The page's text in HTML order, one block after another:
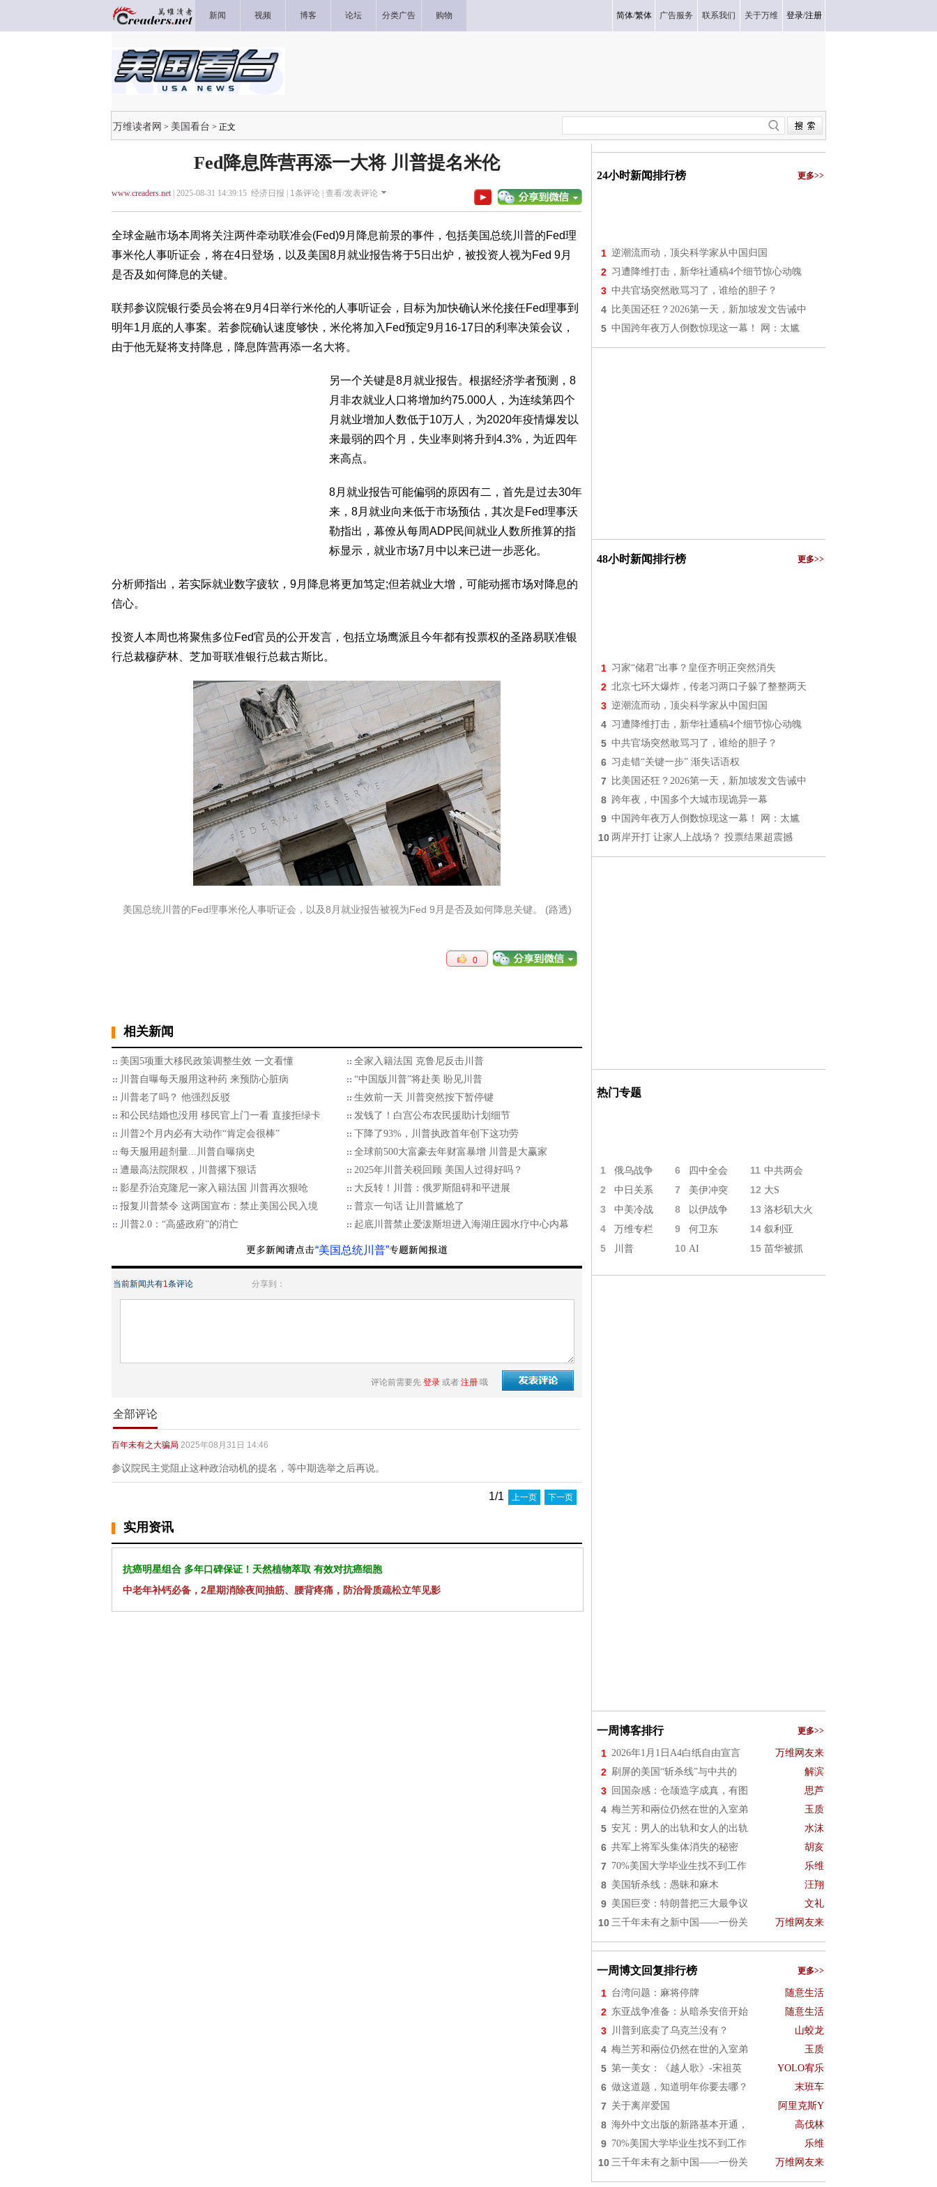
新闻 视频 博客 论坛 分类广告 购物 简体/繁体 广告服务 联系我们 关于万维 登录/注册
万维读者网 > 美国看台 > 正文
Fed降息阵营再添一大将 川普提名米伦
www.creaders.net| 2025-08-31 14:39:15 经济日报 | 1条评论 | 查看/发表评论
全球金融市场本周将关注两件牵动联准会(Fed)9月降息前景的事件，包括美国总统川普的Fed理
事米伦人事听证会，将在4日登场，以及美国8月就业报告将于5日出炉，被投资人视为Fed 9月
是否及如何降息的关键。
联邦参议院银行委员会将在9月4日举行米伦的人事听证会，目标为加快确认米伦接任Fed理事到
明年1月底的人事案。若参院确认速度够快，米伦将加入Fed预定9月16-17日的利率决策会议，
由于他无疑将支持降息，降息阵营再添一名大将。
另一个关键是8月就业报告。根据经济学者预测，8
月非农就业人口将增加约75.000人，为连续第四个
月就业增加人数低于10万人，为2020年疫情爆发以
来最弱的四个月，失业率则将升到4.3%，为近四年
来高点。
8月就业报告可能偏弱的原因有二，首先是过去30年
来，8月就业向来低于市场预估，其次是Fed理事沃
勒指出，幕僚从每周ADP民间就业人数所推算的指
标显示，就业市场7月中以来已进一步恶化。
分析师指出，若实际就业数字疲软，9月降息将更加笃定;但若就业大增，可能动摇市场对降息的
信心。
投资人本周也将聚焦多位Fed官员的公开发言，包括立场鹰派且今年都有投票权的圣路易联准银
行总裁穆萨林、芝加哥联准银行总裁古斯比。
美国总统川普的Fed理事米伦人事听证会，以及8月就业报告被视为Fed 9月是否及如何降息关键。 (路透)
0
相关新闻
美国5项重大移民政策调整生效 一文看懂
全家入籍法国 克鲁尼反击川普
川普自曝每天服用这种药 来预防心脏病
“中国版川普”将赴美 盼见川普
川普老了吗？ 他强烈反驳
生效前一天 川普突然按下暂停键
和公民结婚也没用 移民官上门一看 直接拒绿卡
发钱了！白宫公布农民援助计划细节
川普2个月内必有大动作“肯定会很棒”
下降了93%，川普执政首年创下这功劳
每天服用超剂量...川普自曝病史
全球前500大富豪去年财富暴增 川普是大赢家
遭最高法院限权，川普撂下狠话
2025年川普关税回顾 美国人过得好吗？
影星乔治克隆尼一家入籍法国 川普再次狠呛
大反转！川普：俄罗斯阻碍和平进展
报复川普禁令 这两国宣布：禁止美国公民入境
普京一句话 让川普尴尬了
川普2.0：“高盛政府”的消亡
起底川普禁止爱泼斯坦进入海湖庄园水疗中心内幕
“美国总统川普”
当前新闻共有1条评论 分享到：
评论前需要先 登录 或者 注册 哦
全部评论
百年未有之大骗局 2025年08月31日 14:46
参议院民主党阻止这种政治动机的提名，等中期选举之后再说。
1/1 上一页 下一页
实用资讯
抗癌明星组合 多年口碑保证！天然植物萃取 有效对抗癌细胞
中老年补钙必备，2星期消除夜间抽筋、腰背疼痛，防治骨质疏松立竿见影
24小时新闻排行榜 更多>>
1 逆潮流而动，顶尖科学家从中国归国
2 习遭降维打击，新华社通稿4个细节惊心动魄
3 中共官场突然敢骂习了，谁给的胆子？
4 比美国还狂？2026第一天，新加坡发文告诫中
5 中国跨年夜万人倒数惊现这一幕！ 网：太尴
48小时新闻排行榜 更多>>
1 习家“储君”出事？皇侄齐明正突然消失
2 北京七环大爆炸，传老习两口子躲了整整两天
3 逆潮流而动，顶尖科学家从中国归国
4 习遭降维打击，新华社通稿4个细节惊心动魄
5 中共官场突然敢骂习了，谁给的胆子？
6 习走错“关键一步” 渐失话语权
7 比美国还狂？2026第一天，新加坡发文告诫中
8 跨年夜，中国多个大城市现诡异一幕
9 中国跨年夜万人倒数惊现这一幕！ 网：太尴
10 两岸开打 让家人上战场？ 投票结果超震撼
热门专题
1 俄乌战争 6 四中全会 11 中共两会
2 中日关系 7 美伊冲突 12 大S
3 中美冷战 8 以伊战争 13 洛杉矶大火
4 万维专栏 9 何卫东 14 叙利亚
5 川普 10 AI 15 苗华被抓
一周博客排行 更多>>
1 2026年1月1日A4白纸自由宣言 万维网友来
2 刷屏的美国“斩杀线”与中共的 解滨
3 回国杂感：仓颉造字成真，有图 思芦
4 梅兰芳和兩位仍然在世的入室弟 玉质
5 安芃：男人的出轨和女人的出轨 水沫
6 共军上将军头集体消失的秘密 胡亥
7 70%美国大学毕业生找不到工作 乐维
8 美国斩杀线：愚昧和麻木 汪翔
9 美国巨变：特朗普把三大最争议 文礼
10 三千年未有之新中国——一份关 万维网友来
一周博文回复排行榜 更多>>
1 台湾问题：麻将停牌 随意生活
2 东亚战争准备：从暗杀安倍开始 随意生活
3 川普到底卖了乌克兰没有？ 山蛟龙
4 梅兰芳和兩位仍然在世的入室弟 玉质
5 第一美女：《越人歌》-宋祖英 YOLO宥乐
6 做这道题，知道明年你要去哪？ 末班车
7 关于离岸爱国 阿里克斯Y
8 海外中文出版的新路基本开通， 高伐林
9 70%美国大学毕业生找不到工作 乐维
10 三千年未有之新中国——一份关 万维网友来